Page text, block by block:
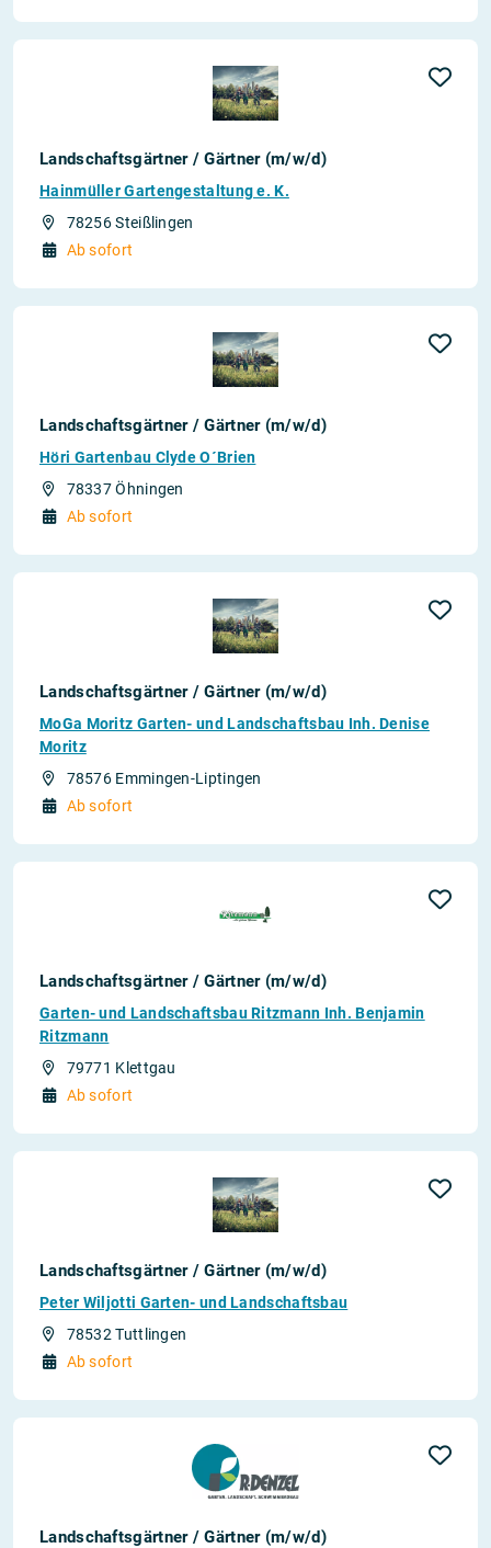
Landschaftsgärtner / Gärtner (m/w/d)
Hainmüller Gartengestaltung e. K.
78256 Steißlingen
Ab sofort
Landschaftsgärtner / Gärtner (m/w/d)
Höri Gartenbau Clyde O´Brien
78337 Öhningen
Ab sofort
Landschaftsgärtner / Gärtner (m/w/d)
MoGa Moritz Garten- und Landschaftsbau Inh. Denise
Moritz
78576 Emmingen-Liptingen
Ab sofort
Landschaftsgärtner / Gärtner (m/w/d)
Garten- und Landschaftsbau Ritzmann Inh. Benjamin
Ritzmann
79771 Klettgau
Ab sofort
Landschaftsgärtner / Gärtner (m/w/d)
Peter Wiljotti Garten- und Landschaftsbau
78532 Tuttlingen
Ab sofort
Landschaftsgärtner / Gärtner (m/w/d)